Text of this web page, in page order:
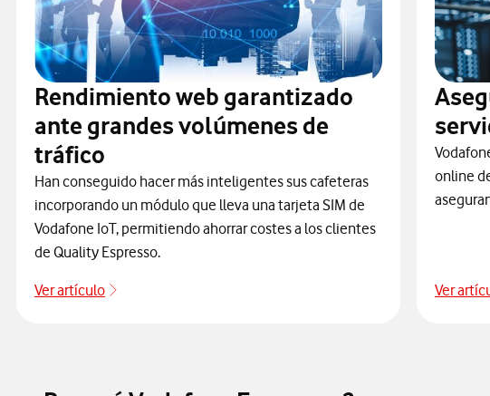
Rendimiento web garantizado
ante grandes volúmenes de
tráfico
Han conseguido hacer más inteligentes sus cafeteras
incorporando un módulo que lleva una tarjeta SIM de
Vodafone IoT, permitiendo ahorrar costes a los clientes
de Quality Espresso.
Ver artículo
online
Ver